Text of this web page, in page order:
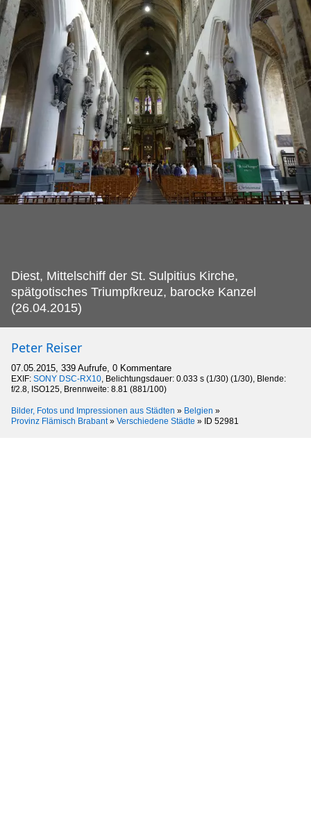
Diest, Mittelschiff der St. Sulpitius Kirche,
spätgotisches Triumpfkreuz, barocke Kanzel
(26.04.2015)
Peter Reiser
07.05.2015, 339 Aufrufe, 0 Kommentare
EXIF: SONY DSC-RX10, Belichtungsdauer: 0.033 s (1/30) (1/30), Blende:
f/2.8, ISO125, Brennweite: 8.81 (881/100)
Bilder, Fotos und Impressionen aus Städten » Belgien »
Provinz Flämisch Brabant» Verschiedene Städte » ID 52981